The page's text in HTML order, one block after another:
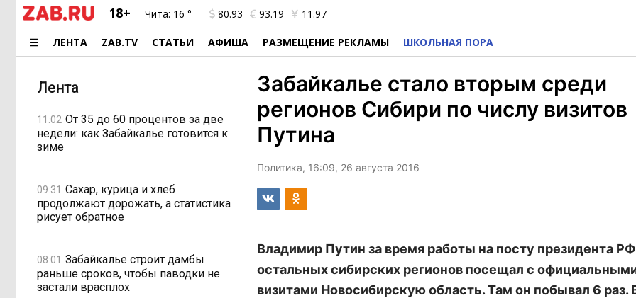
18+ Чита: 16 ° 80.93 93.19 11.97
ЛЕНТА ZAB.TV СТАТЬИ АФИША РАЗМЕЩЕНИЕ РЕКЛАМЫ ШКОЛЬНАЯ ПОРА
Лента
11:02 От 35 до 60 процентов за две
недели: как Забайкалье готовится к
зиме
09:31 Сахар, курица и хлеб
продолжают дорожать, а статистика
рисует обратное
08:01 Забайкалье строит дамбы
раньше сроков, чтобы паводки не
застали врасплох
Забайкалье стало вторым среди
регионов Сибири по числу визитов
Путина
Политика, 16:09, 26 августа 2016
Владимир Путин за время работы на посту президента
остальных сибирских регионов посещал с
визитами Новосибирскую область. Там он побывал 6 раз.